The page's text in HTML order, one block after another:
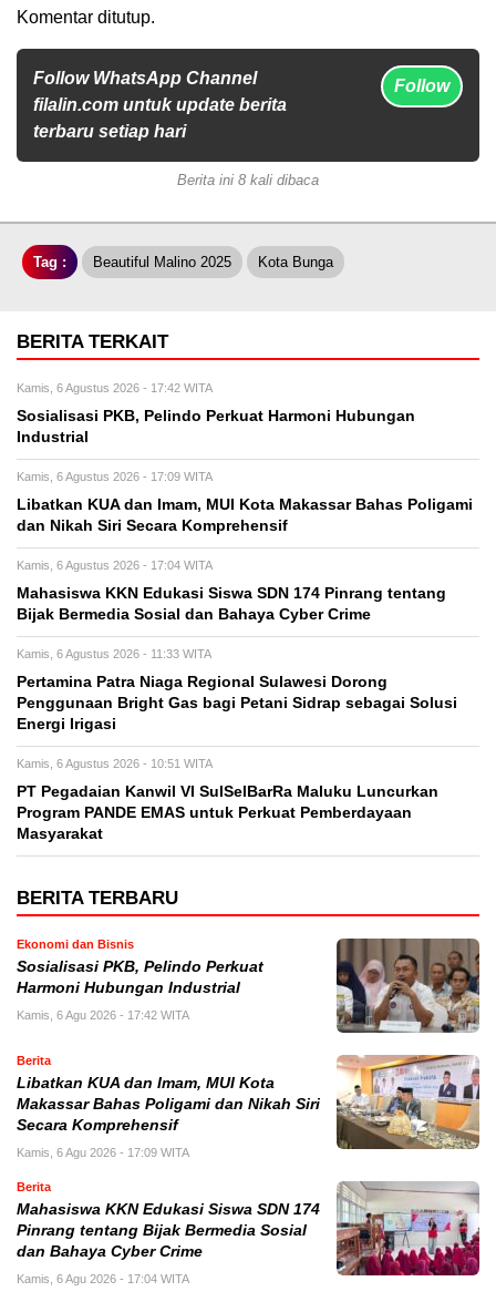
Komentar ditutup.
Follow WhatsApp Channel
filalin.com untuk update berita
terbaru setiap hari
Follow
Berita ini 8 kali dibaca
Tag : Beautiful Malino 2025 Kota Bunga
BERITA TERKAIT
Kamis, 6 Agustus 2026 - 17:42 WITA
Sosialisasi PKB, Pelindo Perkuat Harmoni Hubungan
Industrial
Kamis, 6 Agustus 2026 - 17:09 WITA
Libatkan KUA dan Imam, MUI Kota Makassar Bahas Poligami
dan Nikah Siri Secara Komprehensif
Kamis, 6 Agustus 2026 - 17:04 WITA
Mahasiswa KKN Edukasi Siswa SDN 174 Pinrang tentang
Bijak Bermedia Sosial dan Bahaya Cyber Crime
Kamis, 6 Agustus 2026 - 11:33 WITA
Pertamina Patra Niaga Regional Sulawesi Dorong
Penggunaan Bright Gas bagi Petani Sidrap sebagai Solusi
Energi Irigasi
Kamis, 6 Agustus 2026 - 10:51 WITA
PT Pegadaian Kanwil VI SulSelBarRa Maluku Luncurkan
Program PANDE EMAS untuk Perkuat Pemberdayaan
Masyarakat
BERITA TERBARU
Ekonomi dan Bisnis
Sosialisasi PKB, Pelindo Perkuat
Harmoni Hubungan Industrial
Kamis, 6 Agu 2026 - 17:42 WITA
Berita
Libatkan KUA dan Imam, MUI Kota
Makassar Bahas Poligami dan Nikah Siri
Secara Komprehensif
Kamis, 6 Agu 2026 - 17:09 WITA
Berita
Mahasiswa KKN Edukasi Siswa SDN 174
Pinrang tentang Bijak Bermedia Sosial
dan Bahaya Cyber Crime
Kamis, 6 Agu 2026 - 17:04 WITA